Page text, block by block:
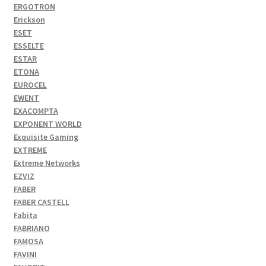
ERGOTRON
Erickson
ESET
ESSELTE
ESTAR
ETONA
EUROCEL
EWENT
EXACOMPTA
EXPONENT WORLD
Exquisite Gaming
EXTREME
Extreme Networks
EZVIZ
FABER
FABER CASTELL
Fabita
FABRIANO
FAMOSA
FAVINI